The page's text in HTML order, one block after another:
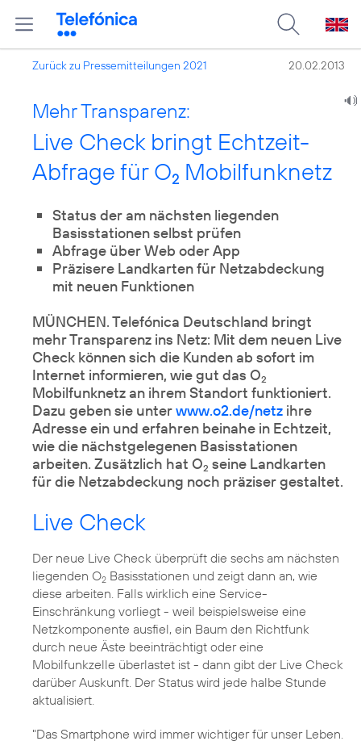
Zurück zu Pressemitteilungen 2021 20.02.2013
Mehr Transparenz:
Live Check bringt Echtzeit-
Abfrage für O2 Mobilfunknetz
Status der am nächsten liegenden
Basisstationen selbst prüfen
Abfrage über Web oder App
Präzisere Landkarten für Netzabdeckung
mit neuen Funktionen
MÜNCHEN. Telefónica Deutschland bringt
mehr Transparenz ins Netz: Mit dem neuen Live
Check können sich die Kunden ab sofort im
Internet informieren, wie gut das O2
Mobilfunknetz an ihrem Standort funktioniert.
Dazu geben sie unterwww.o2.de/netz ihre
Adresse ein und erfahren beinahe in Echtzeit,
wie die nächstgelegenen Basisstationen
arbeiten. Zusätzlich hat O2 seine Landkarten
für die Netzabdeckung noch präziser gestaltet.
Live Check
Der neue Live Check überprüft die sechs am nächsten
liegenden O2 Basisstationen und zeigt dann an, wie
diese arbeiten. Falls wirklich eine Service-
Einschränkung vorliegt - weil beispielsweise eine
Netzkomponente ausfiel, ein Baum den Richtfunk
durch neue Äste beeinträchtigt oder eine
Mobilfunkzelle überlastet ist - dann gibt der Live Check
darüber Auskunft. Der Status wird jede halbe Stunde
aktualisiert.
"Das Smartphone wird immer wichtiger für unser Leben.